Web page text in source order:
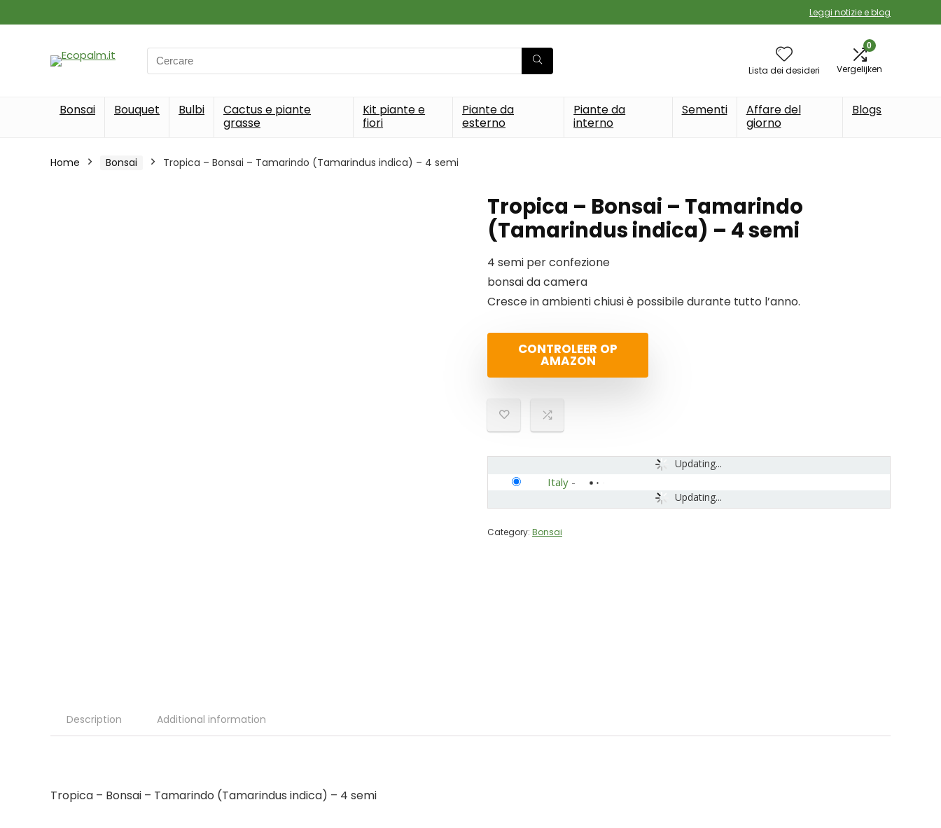
Leggi notizie e blog
Search
for:
Lista dei desideri
0
Vergelijken
Bonsai Bouquet Bulbi
Cactus e piante
grasse
Kit piante e
fiori
Piante da
esterno
Piante da
interno
Sementi
Affare del
giorno
Blogs
Home Bonsai Tropica – Bonsai – Tamarindo (Tamarindus indica) – 4 semi
Tropica – Bonsai – Tamarindo
(Tamarindus indica) – 4 semi
4 semi per confezione
bonsai da camera
Cresce in ambienti chiusi è possibile durante tutto l’anno.
CONTROLEER OP
AMAZON
Updating...
Updating...
Italy -
Category: Bonsai
Description Additional information
Tropica – Bonsai – Tamarindo (Tamarindus indica) – 4 semi